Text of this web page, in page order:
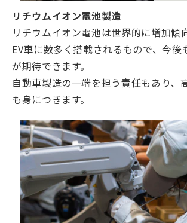
リチウムイオン電池製造
リチウムイオン電池は世界的に増加傾
EV車に数多く搭載されるもので、今後
が期待できます。
自動車製造の一端を担う責任もあり、
も身につきます。